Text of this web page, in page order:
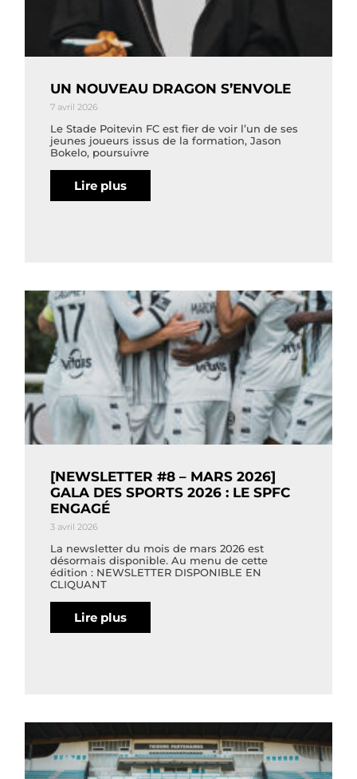
UN NOUVEAU DRAGON S’ENVOLE
7 avril 2026
Le Stade Poitevin FC est fier de voir l’un de ses
jeunes joueurs issus de la formation, Jason
Bokelo, poursuivre
Lire plus
[NEWSLETTER #8 – MARS 2026]
GALA DES SPORTS 2026 : LE SPFC
ENGAGÉ
3 avril 2026
La newsletter du mois de mars 2026 est
désormais disponible. Au menu de cette
édition : NEWSLETTER DISPONIBLE EN
CLIQUANT
Lire plus